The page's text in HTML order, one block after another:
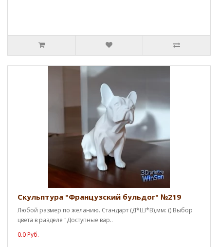
Скульптура "Французский бульдог" №219
Любой размер по желанию. Стандарт (Д*Ш*В),мм: () Выбор
цвета в разделе "Доступные вар..
0.0 Руб.